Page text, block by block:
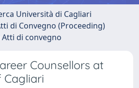
Università di Cagliari
di Convegno (Proceeding)
di convegno
Counsellors at
Cagliari